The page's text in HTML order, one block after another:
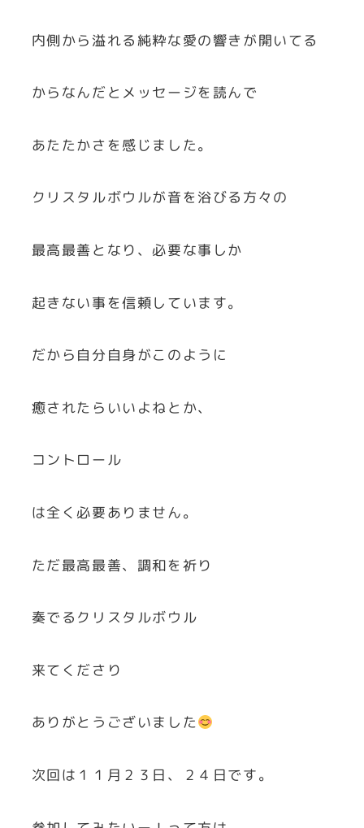
内側から溢れる純粋な愛の響きが開いてる
からなんだとメッセージを読んで
あたたかさを感じました。
クリスタルボウルが音を浴びる方々の
最高最善となり、必要な事しか
起きない事を信頼しています。
だから自分自身がこのように
癒されたらいいよねとか、
コントロール
は全く必要ありません。
ただ最高最善、調和を祈り
奏でるクリスタルボウル
来てくださり
ありがとうございました
次回は１１月２３日、２４日です。